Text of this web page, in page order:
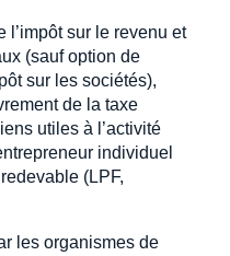
l’impôt sur le revenu et
(sauf option de
sur les sociétés),
de la taxe
utiles à l’activité
individuel
(LPF,
les organismes de